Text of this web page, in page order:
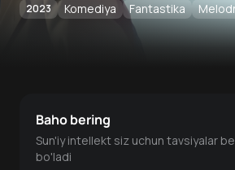
2023 Komediya Fantastika
Baho bering
Sun'iy intellekt siz uchun tavsiyalar
bo'ladi